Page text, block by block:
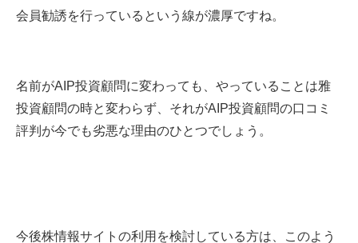
会員勧誘を行っているという線が濃厚ですね。
名前がAIP投資顧問に変わっても、やっていることは雅
投資顧問の時と変わらず、それがAIP投資顧問の口コミ
評判が今でも劣悪な理由のひとつでしょう。
今後株情報サイトの利用を検討している方は、このよう